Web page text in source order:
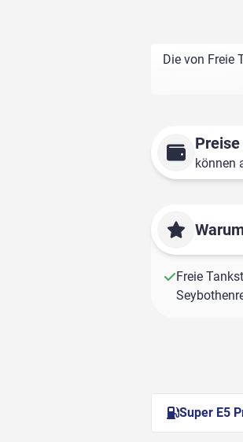
Die von Freie
können
Freie
Super E5